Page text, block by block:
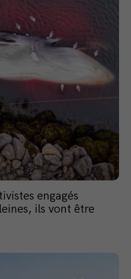
engagés
ils vont être